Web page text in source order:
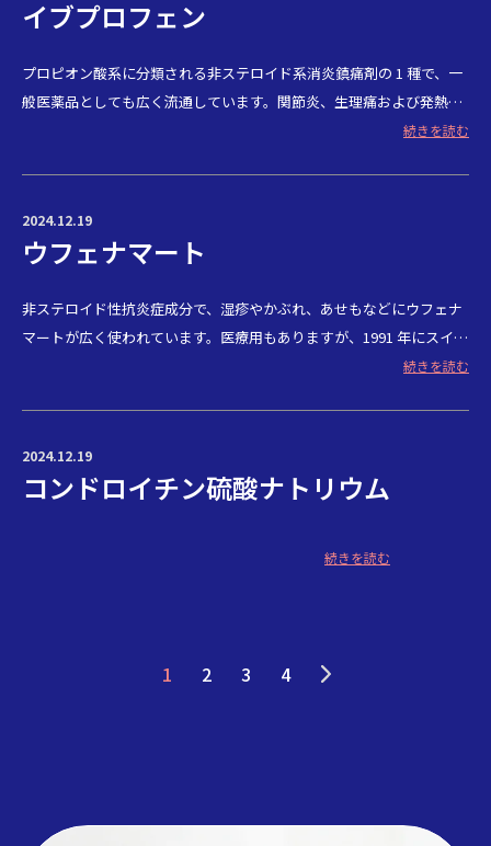
イブプロフェン
プロピオン酸系に分類される非ステロイド系消炎鎮痛剤の 1 種で、一
般医薬品としても広く流通しています。関節炎、生理痛および発熱の
症状を緩和し、また炎症部位の鎮痛に用います。 1985 年にスイッチ
続きを読む
2024.12.19
ウフェナマート
非ステロイド性抗炎症成分で、湿疹やかぶれ、あせもなどにウフェナ
マートが広く使われています。医療用もありますが、1991 年にスイッ
続きを読む
2024.12.19
コンドロイチン硫酸ナトリウム
続きを読む
1 2 3 4